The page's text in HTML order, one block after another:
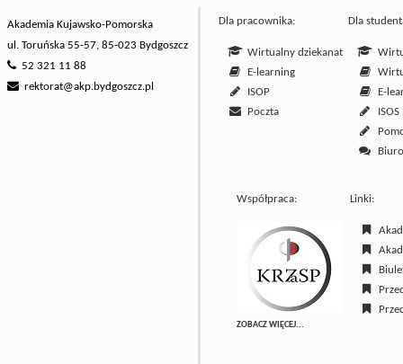
Akademia Kujawsko-Pomorska
ul. Toruńska 55-57, 85-023 Bydgoszcz
52 321 11 88
rektorat@akp.bydgoszcz.pl
Dla pracownika:
Wirtualny dziekanat
E-learning
ISOP
Poczta
Dla
E-
ISOS
Współpraca:
ZOBACZ WIĘCEJ...
Linki: